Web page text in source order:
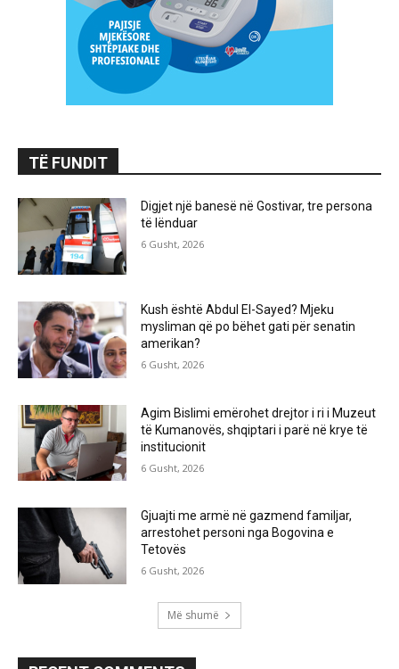
TË FUNDIT
Digjet një banesë në Gostivar, tre persona
të lënduar
6 Gusht, 2026
Kush është Abdul El-Sayed? Mjeku
mysliman që po bëhet gati për senatin
amerikan?
6 Gusht, 2026
Agim Bislimi emërohet drejtor i ri i Muzeut
të Kumanovës, shqiptari i parë në krye të
institucionit
6 Gusht, 2026
Gjuajti me armë në gazmend familjar,
arrestohet personi nga Bogovina e
Tetovës
6 Gusht, 2026
Më shumë